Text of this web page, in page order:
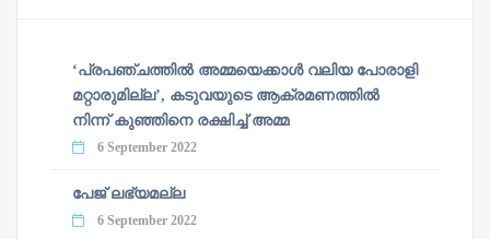
‘പ്രപഞ്ചത്തില്‍ അമ്മയെക്കാള്‍ വലിയ പോരാളി
മറ്റാരുമില്ല’, കടുവയുടെ ആക്രമണത്തില്‍
നിന്ന് കുഞ്ഞിനെ രക്ഷിച്ച് അമ്മ
6 September 2022
പേജ് ലഭ്യമല്ല
6 September 2022